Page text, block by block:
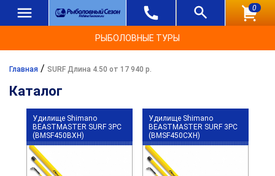
0
РЫБОЛОВНЫЕ ТУРЫ
Главная / SURF Длина 4.50 от 17 940 р.
Каталог
Удилище Shimano
BEASTMASTER SURF 3PC
(BMSF450BXH)
Удилище Shimano
BEASTMASTER SURF 3PC
(BMSF450CXH)